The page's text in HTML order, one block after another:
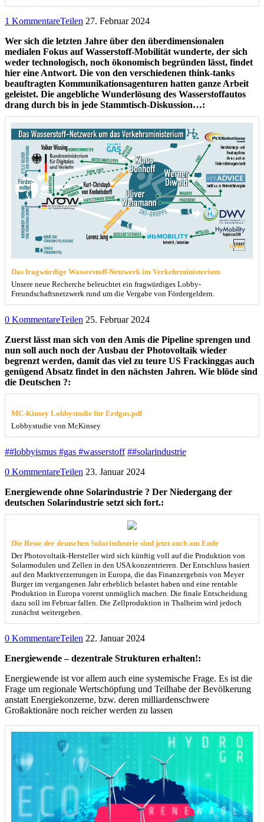
1 KommentareTeilen 27. Februar 2024
Wer sich die letzten Jahre über den überdimensionalen
medialen Fokus auf Wasserstoff-Mobilität wunderte, der sich
weder technologisch, noch ökonomisch begründen lässt, findet
hier eine Antwort. Die von den verschiedenen think-tanks
beauftragten Kommunikationsagenturen hatten ganze Arbeit
geleistet. Die angebliche Wunderlösung des Wasserstoffautos
drang durch bis in jede Stammtisch-Diskussion…:
Das fragwürdige Wasserstoff-Netzwerk im Verkehrministerium
Unsere neue Recherche beleuchtet ein fragwürdiges Lobby-
Freundschaftsnetzwerk rund um die Vergabe von Fördergeldern.
0 KommentareTeilen 25. Februar 2024
Zuerst lässt man sich von den Amis die Pipeline sprengen und
nun soll auch noch der Ausbau der Photovoltaik wieder
begrenzt werden, damit das viel zu teure US Frackinggas auch
genügend Absatz findet in den nächsten Jahren. Wie blöde sind
die Deutschen ?:
MC-Kinsey Lobbystudie für Erdgas.pdf
Lobbystudie von McKinsey
##lobbyismus #gas #wasserstoff ##solarindustrie
0 KommentareTeilen 23. Januar 2024
Energiewende ohne Solarindustrie ? Der Niedergang der
deutschen Solarindustrie setzt sich fort.:
Die Reste der deutschen Solarindustrie sind jetzt auch am Ende
Der Photovoltaik-Hersteller wird sich künftig voll auf die Produktion von
Solarmodulen und Zellen in den USA konzentrieren. Der Entschluss basiert
auf den Marktverzerrungen in Europa, die das Finanzergebnis von Meyer
Burger im vergangenen Jahr erheblich belastet haben und eine rentable
Produktion in Europa vorerst unmöglich machen. Die finale Entscheidung
dazu soll im Februar fallen. Die Zellproduktion in Thalheim wird jedoch
zunächst weitergehen.
0 KommentareTeilen 22. Januar 2024
Energiewende – dezentrale Strukturen erhalten!:
Energiewende ist vor allem auch eine systemische Frage. Es ist die
Frage um regionale Wertschöpfung und Teilhabe der Bevölkerung
anstatt Energiekonzerne, bzw. deren milliardenschwere
Großaktionäre noch reicher werden zu lassen